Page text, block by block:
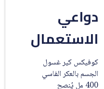
دواعي
الاستعمال
كوفيكس كير غسول
الجسم بالعكر الفاسي
400 مل يُنصح